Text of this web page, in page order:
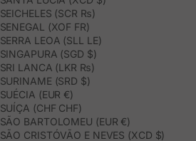
SEICHELES (SCR ₨)
SENEGAL (XOF FR)
SERRA LEOA (SLL LE)
SINGAPURA (SGD $)
SRI LANCA (LKR ₨)
SURINAME (SRD $)
SUÉCIA (EUR €)
SUÍÇA (CHF CHF)
SÃO BARTOLOMEU (EUR €)
SÃO CRISTÓVÃO E NEVES (XCD $)